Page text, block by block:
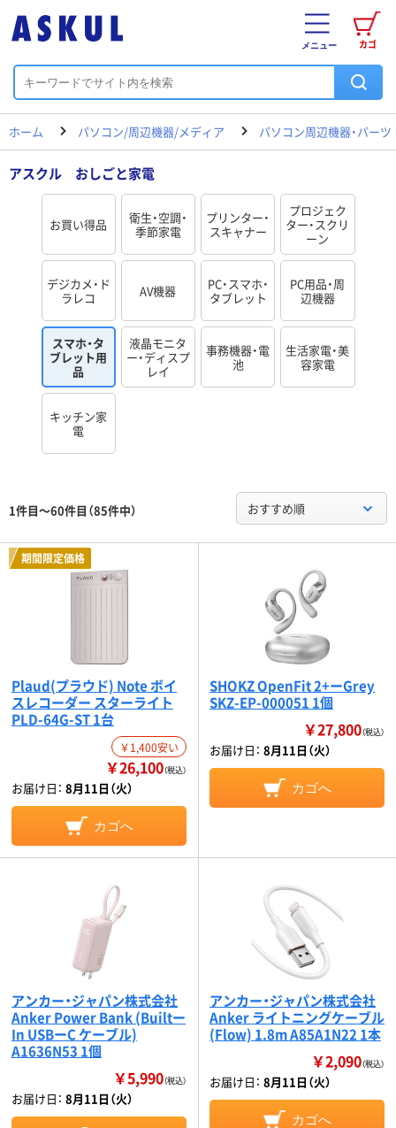
カゴ
メニュー
ホーム パソコン/周辺機器/メディア パソコン周辺機器・パーツ
アスクル おしごと家電
お買い得品
衛生・空調・
季節家電
プリンター・
スキャナー
プロジェク
ター・スクリ
ーン
デジカメ・ド
ラレコ
AV機器
PC・スマホ・
タブレット
PC用品・周
辺機器
スマホ・タ
ブレット用
品
液晶モニタ
ー・ディスプ
レイ
事務機器・電
池
生活家電・美
容家電
キッチン家
電
1件目～60件目（85件中） おすすめ順
期間限定価格
Plaud(プラウド) Note ボイ
スレコーダー スターライト
PLD-64G-ST 1台
￥1,400安い
￥26,100（税込）
お届け日： 8月11日（火）
カゴへ
SHOKZ OpenFit 2+ーGrey
SKZ-EP-000051 1個
￥27,800（税込）
お届け日： 8月11日（火）
カゴへ
アンカー・ジャパン株式会社
Anker Power Bank (Builtー
In USBーC ケーブル)
A1636N53 1個
￥5,990（税込）
お届け日： 8月11日（火）
アンカー・ジャパン株式会社
Anker ライトニングケーブル
(Flow) 1.8m A85A1N22 1本
￥2,090（税込）
お届け日： 8月11日（火）
カゴへ